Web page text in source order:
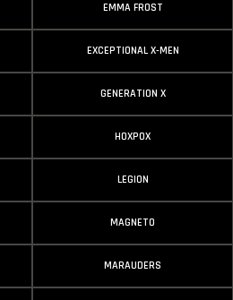
EMMA FROST
EXCEPTIONAL X-MEN
GENERATION X
HOXPOX
LEGION
MAGNETO
MARAUDERS